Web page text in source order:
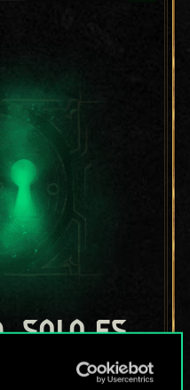
solo es
de